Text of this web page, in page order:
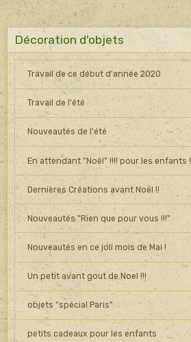
Décoration d'objets
Travail de ce début d'année 2020
Travail de l'été
Nouveautés de l'été
En attendant "Noël" !!!! pour les enfants !
Dernières Créations avant Noël !!
Nouveautés "Rien que pour vous !!!"
Nouveautés en ce joli mois de Mai !
Un petit avant gout de Noel !!!
objets "spécial Paris"
petits cadeaux pour les enfants